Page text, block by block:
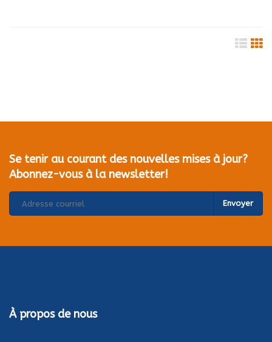
Se tenir au courant des nouvelles mises à jour?
Abonnez-vous à la newsletter!
Envoyer
À propos de nous